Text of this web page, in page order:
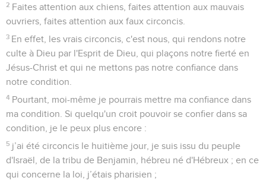
2 Faites attention aux chiens, faites attention aux mauvais
ouvriers, faites attention aux faux circoncis.
3 En effet, les vrais circoncis, c'est nous, qui rendons notre
culte à Dieu par l'Esprit de Dieu, qui plaçons notre fierté en
Jésus-Christ et qui ne mettons pas notre confiance dans
notre condition.
4 Pourtant, moi-même je pourrais mettre ma confiance dans
ma condition. Si quelqu'un croit pouvoir se confier dans sa
condition, je le peux plus encore :
5 j’ai été circoncis le huitième jour, je suis issu du peuple
d'Israël, de la tribu de Benjamin, hébreu né d'Hébreux ; en ce
qui concerne la loi, j’étais pharisien ;